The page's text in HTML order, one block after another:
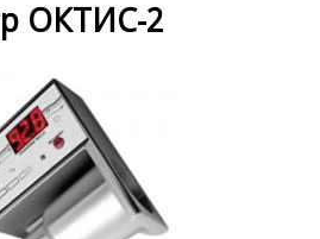
ОКТИС-2